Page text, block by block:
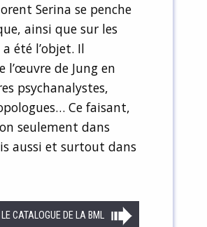
Serina se penche
ainsi que sur les
été l’objet. Il
l’œuvre de Jung en
psychanalystes,
Ce faisant,
seulement dans
aussi et surtout dans
CATALOGUE DE LA BML